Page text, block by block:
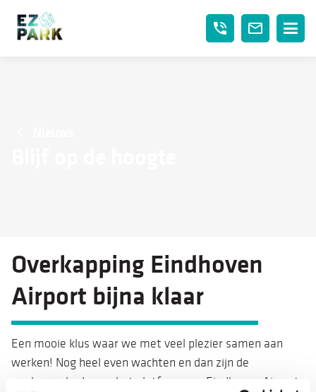
phone_in_talk mail_outline
Overkapping Eindhoven
Airport bijna klaar
Een mooie klus waar we met veel plezier samen aan
werken! Nog heel even wachten en dan zijn de
werkzaamheden op het platform van Eindhoven Airport